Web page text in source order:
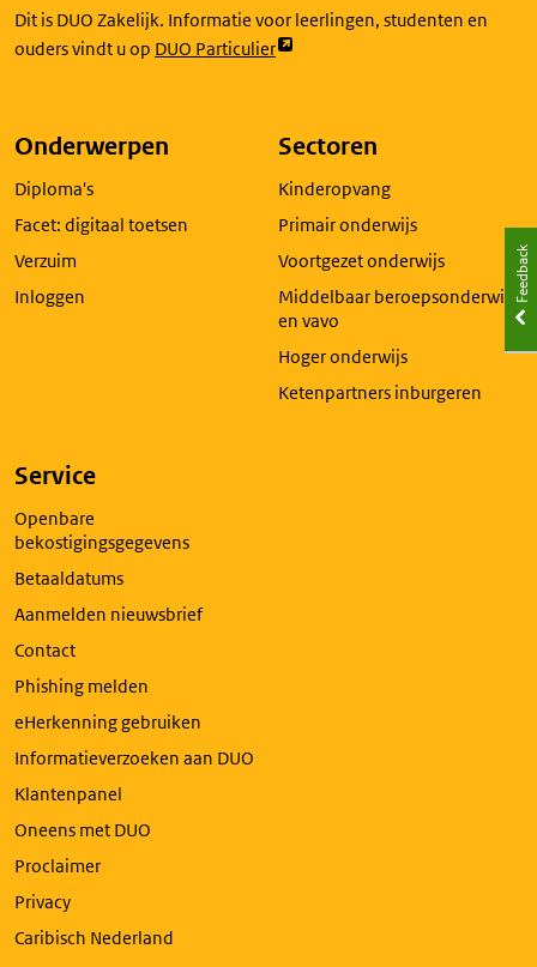
Dit is DUO Zakelijk. Informatie voor leerlingen, studenten en
ouders vindt u op DUO Particulier
Link
in
nieuw
Onderwerpen
Diploma's
Facet: digitaal toetsen
Verzuim
Inloggen
Sectoren
Kinderopvang
Primair onderwijs
Voortgezet onderwijs
Middelbaar beroepsonderwijs
en vavo
Hoger onderwijs
Ketenpartners inburgeren
Service
Openbare
bekostigingsgegevens
Betaaldatums
Aanmelden nieuwsbrief
Contact
Phishing melden
eHerkenning gebruiken
Informatieverzoeken aan DUO
Klantenpanel
Oneens met DUO
Proclaimer
Privacy
Caribisch Nederland
Feedback